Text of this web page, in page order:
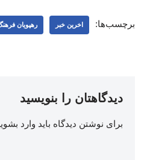
برچسب‌ها: اخرین خبر رهپویان
دیدگاهتان را بنویسید
برای نوشتن دیدگاه باید وارد